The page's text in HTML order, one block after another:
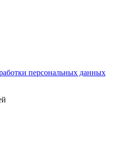
персональных данных